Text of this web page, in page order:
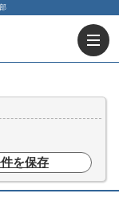
を保存